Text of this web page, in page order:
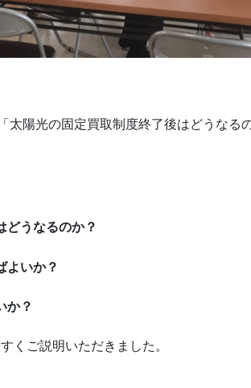
太陽光の固定買取制度終了後はどうなる
どうなるのか？
よいか？
か？
くご説明いただきました。